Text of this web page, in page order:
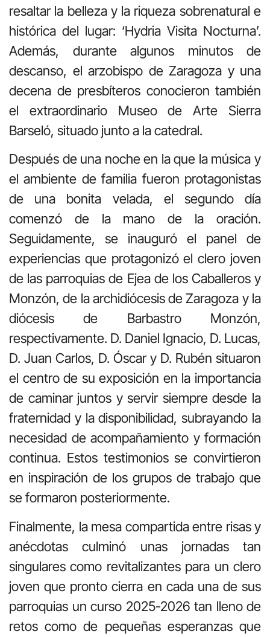
resaltar la belleza y la riqueza sobrenatural e
histórica del lugar: ‘Hydria Visita Nocturna’.
Además, durante algunos minutos de
descanso, el arzobispo de Zaragoza y una
decena de presbíteros conocieron también
el extraordinario Museo de Arte Sierra
Barseló, situado junto a la catedral.
Después de una noche en la que la música y
el ambiente de familia fueron protagonistas
de una bonita velada, el segundo día
comenzó de la mano de la oración.
Seguidamente, se inauguró el panel de
experiencias que protagonizó el clero joven
de las parroquias de Ejea de los Caballeros y
Monzón, de la archidiócesis de Zaragoza y la
diócesis de Barbastro Monzón,
respectivamente. D. Daniel Ignacio, D. Lucas,
D. Juan Carlos, D. Óscar y D. Rubén situaron
el centro de su exposición en la importancia
de caminar juntos y servir siempre desde la
fraternidad y la disponibilidad, subrayando la
necesidad de acompañamiento y formación
continua. Estos testimonios se convirtieron
en inspiración de los grupos de trabajo que
se formaron posteriormente.
Finalmente, la mesa compartida entre risas y
anécdotas culminó unas jornadas tan
singulares como revitalizantes para un clero
joven que pronto cierra en cada una de sus
parroquias un curso 2025-2026 tan lleno de
retos como de pequeñas esperanzas que